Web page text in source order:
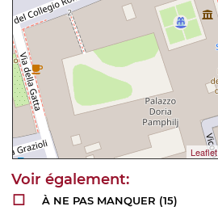
Leaflet
À NE PAS MANQUER (15)